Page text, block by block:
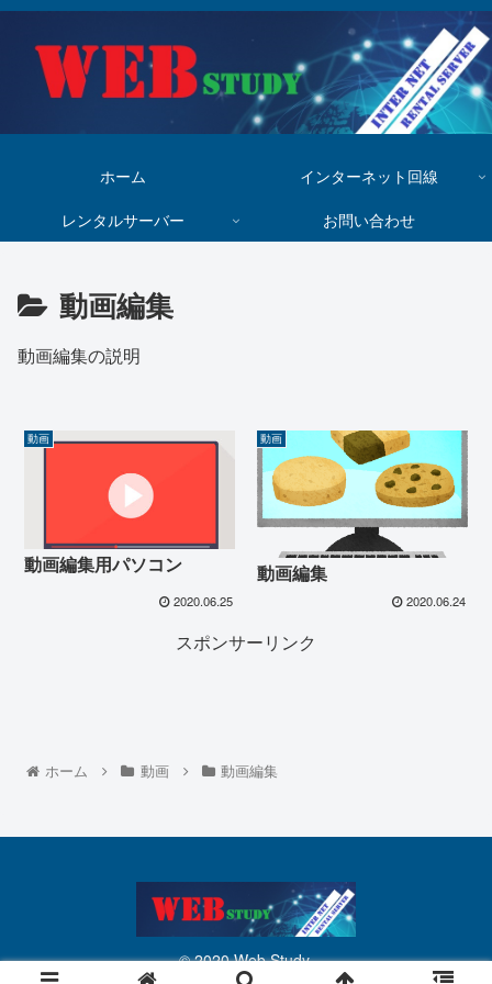
ホーム
インターネット回線
レンタルサーバー
お問い合わせ
動画編集
動画編集の説明
動画
動画編集用パソコン
2020.06.25
動画
動画編集
2020.06.24
スポンサーリンク
ホーム 動画 動画編集
© 2020 Web Study.